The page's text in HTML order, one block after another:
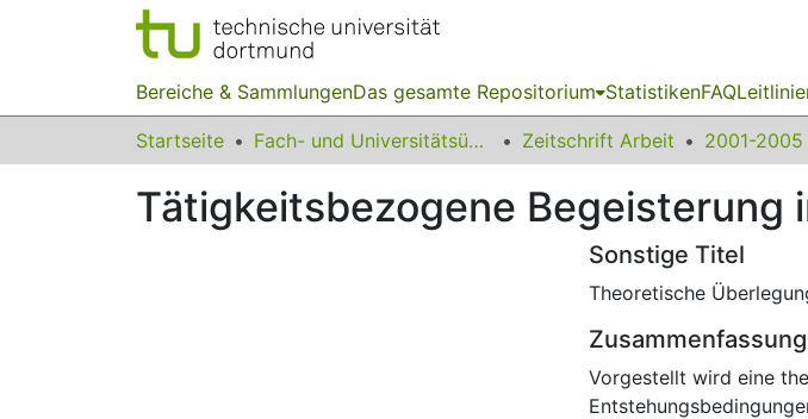
Bereiche & SammlungenDas gesamte Repositorium StatistikenFAQ
Startseite Fach- und Universitätsübergreifendes Zeitschrift Arbeit 2001-2005
Tätigkeitsbezogene Begeisterung
Sonstige Titel
Theoretische
Zusammenfassung
Vorgestellt wird eine